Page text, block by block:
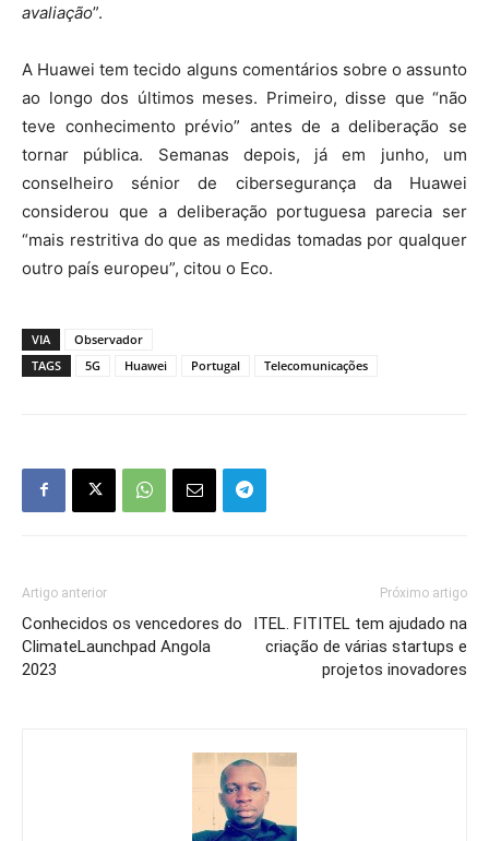
avaliação”.
A Huawei tem tecido alguns comentários sobre o assunto
ao longo dos últimos meses. Primeiro, disse que “não
teve conhecimento prévio” antes de a deliberação se
tornar pública. Semanas depois, já em junho, um
conselheiro sénior de cibersegurança da Huawei
considerou que a deliberação portuguesa parecia ser
“mais restritiva do que as medidas tomadas por qualquer
outro país europeu”, citou o Eco.
VIA
Observador
TAGS
5G Huawei Portugal Telecomunicações
Artigo anterior
Conhecidos os vencedores do
ClimateLaunchpad Angola
2023
Próximo artigo
ITEL. FITITEL tem ajudado na
criação de várias startups e
projetos inovadores